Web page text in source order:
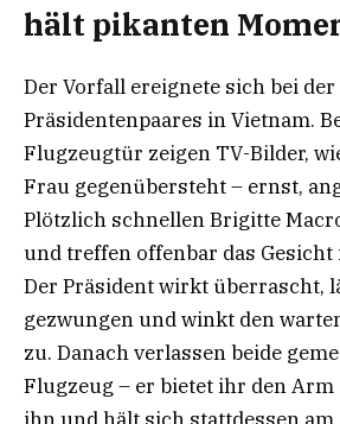
hält pikanten
Der Vorfall ereignete sich bei
Präsidentenpaares in Vietnam.
Flugzeugtür zeigen TV-Bilder,
Frau gegenübersteht – ernst,
Plötzlich schnellen Brigitte
und treffen offenbar das Gesicht
Der Präsident wirkt überrascht,
gezwungen und winkt den
zu. Danach verlassen beide
Flugzeug – er bietet ihr den